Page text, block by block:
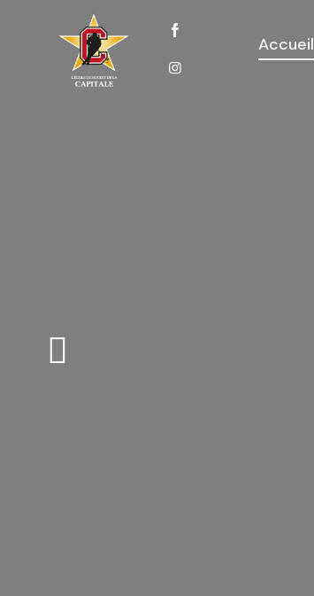
Accueil